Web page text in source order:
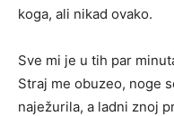
koga, ali nikad ovako.
Sve mi je u tih par
Straj me obuzeo, noge
naježurila, a ladni znoj